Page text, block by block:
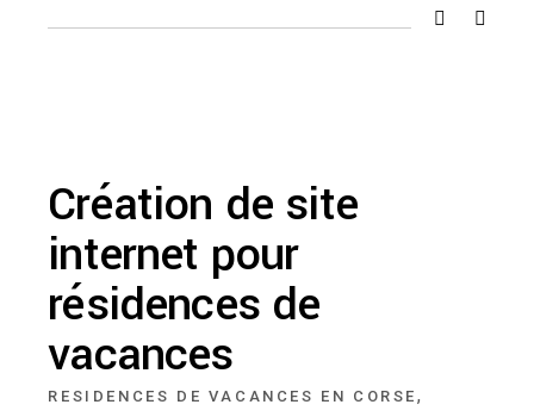
Création de site
internet pour
résidences de
vacances
RESIDENCES DE VACANCES EN CORSE ,